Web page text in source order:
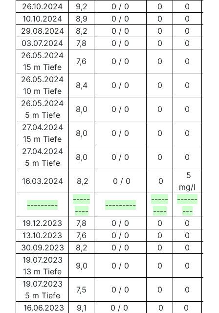
26.10.2024
9,2 0 / 0 0
0
10.10.2024
8,9 0 / 0 0
0
29.08.2024
8,2 0 / 0 0
0
03.07.2024
7,8 0 / 0 0
0
26.05.2024
15 m Tiefe
7,6 0 / 0 0
0
26.05.2024
10 m Tiefe
8,4 0 / 0 0
0
26.05.2024
5 m Tiefe
8,0 0 / 0 0
0
27.04.2024
15 m Tiefe
8,0 0 / 0 0 0
27.04.2024
5 m Tiefe
8,0 0 / 0 0 0
16.03.2024 8,2 0 / 0 0
5
mg/l
---------
-----
----
---------
-----
----
------
---
19.12.2023
7,8 0 / 0 0 0
13.10.2023
7,6 0 / 0 0 0
30.09.2023
8,2 0 / 0 0 0
19.07.2023
13 m Tiefe
9,0 0 / 0 0 0
19.07.2023
5 m Tiefe
7,5 0 / 0 0 0
16.06.2023
9,1 0 / 0 0 0